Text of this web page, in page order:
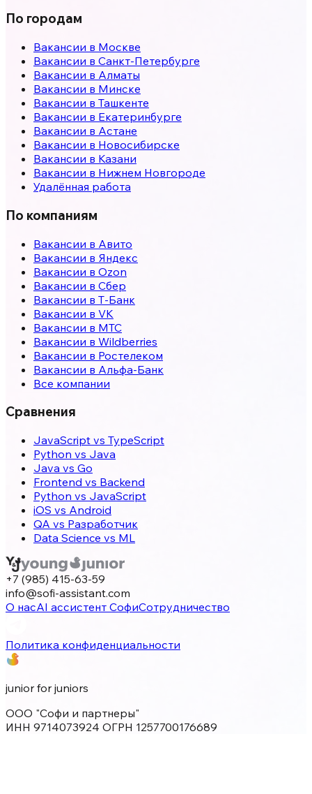
По городам
Вакансии в Москве
Вакансии в Санкт-Петербурге
Вакансии в Алматы
Вакансии в Минске
Вакансии в Ташкенте
Вакансии в Екатеринбурге
Вакансии в Астане
Вакансии в Новосибирске
Вакансии в Казани
Вакансии в Нижнем Новгороде
Удалённая работа
По компаниям
Вакансии в Авито
Вакансии в Яндекс
Вакансии в Ozon
Вакансии в Сбер
Вакансии в Т-Банк
Вакансии в VK
Вакансии в МТС
Вакансии в Wildberries
Вакансии в Ростелеком
Вакансии в Альфа-Банк
Все компании
Сравнения
JavaScript vs TypeScript
Python vs Java
Java vs Go
Frontend vs Backend
Python vs JavaScript
iOS vs Android
QA vs Разработчик
Data Science vs ML
+7 (985) 415-63-59
info@sofi-assistant.com
О насAI ассистент СофиСотрудничество
Политика конфиденциальности
junior for juniors
ООО "Софи и партнеры"
ИНН 9714073924 ОГРН 1257700176689